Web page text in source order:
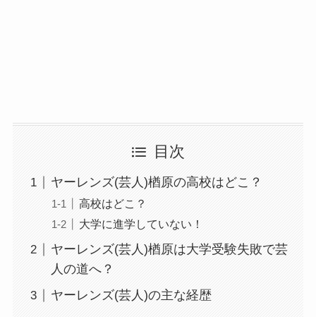
目次
ヤーレンズ(芸人)楢原の高校はどこ？
高校はどこ？
大学に進学していない！
ヤーレンズ(芸人)楢原は大学受験失敗で芸
人の道へ？
ヤーレンズ(芸人)の主な経歴